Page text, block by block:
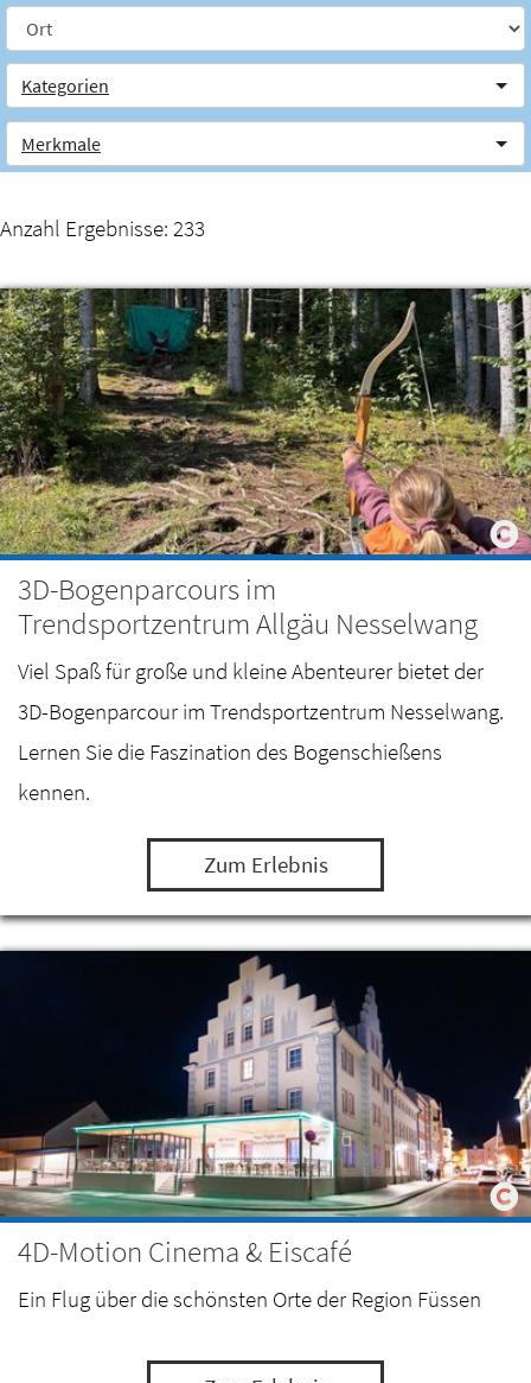
Weiter zum Inhalt
Kategorien
Merkmale
Anzahl Ergebnisse: 233
3D-Bogenparcours im
Trendsportzentrum Allgäu Nesselwang
Viel Spaß für große und kleine Abenteurer bietet der
3D-Bogenparcour im Trendsportzentrum Nesselwang.
Lernen Sie die Faszination des Bogenschießens
kennen.
Zum Erlebnis
4D-Motion Cinema & Eiscafé
Ein Flug über die schönsten Orte der Region Füssen